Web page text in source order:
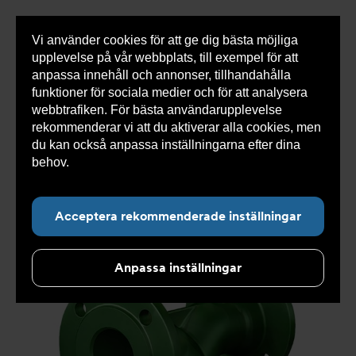
Vi använder cookies för att ge dig bästa möjliga
upplevelse på vår webbplats, till exempel för att
anpassa innehåll och annonser, tillhandahålla
funktioner för sociala medier och för att analysera
webbtrafiken. För bästa användarupplevelse
rekommenderar vi att du aktiverar alla cookies, men
du kan också anpassa inställningarna efter dina
behov.
Acceptera rekommenderade inställningar
Anpassa inställningar
0 varorSnabborder
Du
här:
Armatec > Produkter > Luft- och partikelavskiljare
Smutsfilter
> Flänsad anslutning >
Ytbehandlat
smutsfilter AT 4028C
> Smutsfilter AT 4028C80-1014